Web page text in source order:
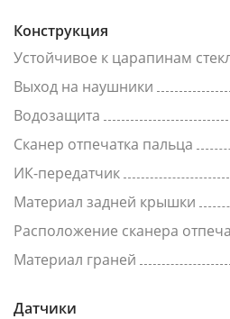
Конструкция
Устойчивое к царапинам
Выход на наушники
Водозащита
Сканер отпечатка пальца
ИК-передатчик
Материал задней крышки
Расположение сканера
Материал граней
Датчики